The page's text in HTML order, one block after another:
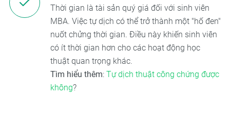
Thời gian là tài sản quý giá đối với sinh viên
MBA. Việc tự dịch có thể trở thành một "hố đen"
nuốt chửng thời gian. Điều này khiến sinh viên
có ít thời gian hơn cho các hoạt động học
thuật quan trọng khác.
Tìm hiểu thêm: Tự dịch thuật công chứng được
không?